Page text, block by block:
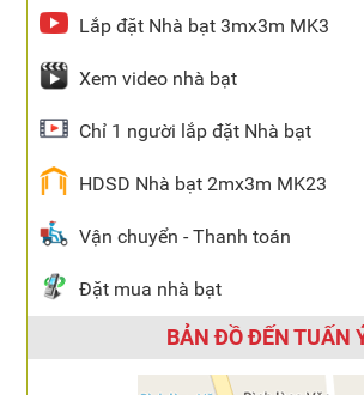
Lắp đặt Nhà bạt 3mx3m MK3
Xem video nhà bạt
Chỉ 1 người lắp đặt Nhà bạt
HDSD Nhà bạt 2mx3m MK23
Vận chuyển - Thanh toán
Đặt mua nhà bạt
BẢN ĐỒ ĐẾN TUẤN